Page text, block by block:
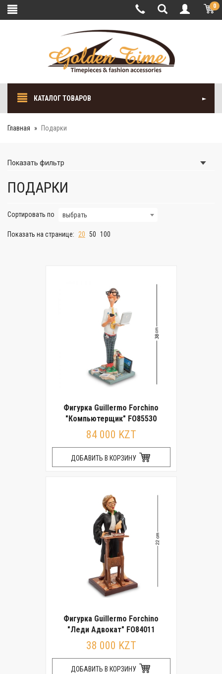
0
КАТАЛОГ ТОВАРОВ
Главная Подарки
Показать фильтр
ПОДАРКИ
Сортировать по выбрать
Показать на странице: 20 50 100
Фигурка Guillermo Forchino
"Компьютерщик" FO85530
84 000 KZT
ДОБАВИТЬ В КОРЗИНУ
Фигурка Guillermo Forchino
"Леди Адвокат" FO84011
38 000 KZT
ДОБАВИТЬ В КОРЗИНУ